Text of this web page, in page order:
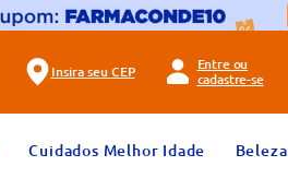
Insira seu CEP
Entre ou
cadastre-se
Cuidados Melhor Idade Beleza